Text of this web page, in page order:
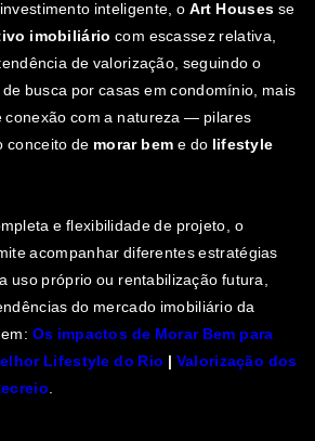
inteligente, o Art Houses se
imobiliário com escassez relativa,
de valorização, seguindo o
busca por casas em condomínio, mais
conexão com a natureza — pilares
conceito de morar bem e do lifestyle
e flexibilidade de projeto, o
acompanhar diferentes estratégias
uso próprio ou rentabilização futura,
do mercado imobiliário da
Os impactos de Morar Bem para
Lifestyle do Rio | Valorização dos